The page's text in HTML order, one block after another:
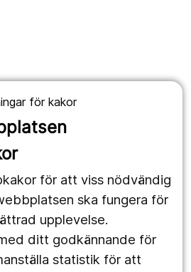
för kakor
för att viss nödvändig
ska fungera för
upplevelse.
ditt godkännande för
statistik för att
2